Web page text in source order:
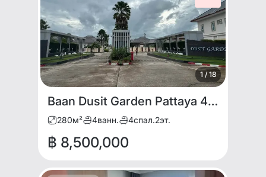
1 /18
Baan Dusit Garden Pattaya 4bdr for rent and sale
280м² 4ванн. 4спал.2эт.
฿ 8,500,000